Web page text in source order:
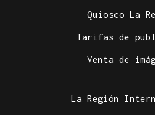
La Supercopa Galicia es el
Quiosco La
Tarifas de
Venta de
La Región